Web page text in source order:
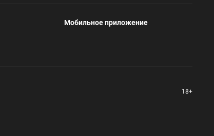
Мобильное приложение
18+